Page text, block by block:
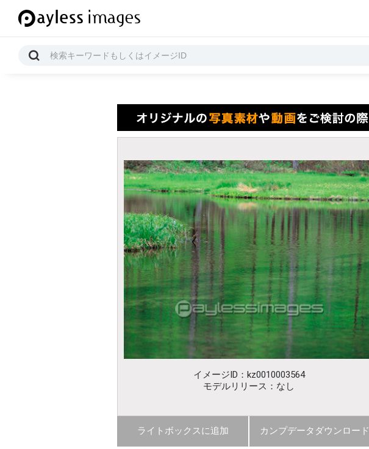
イメージID：kz0010003564
モデルリリース：なし
ライトボックスに追加 カンプデータダウンロード